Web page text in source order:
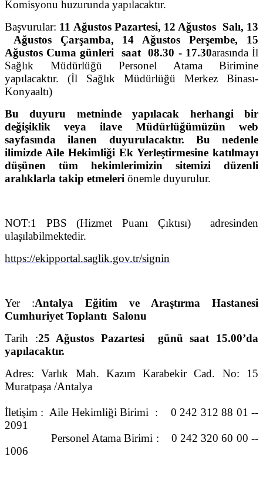
Komisyonu huzurunda yapılacaktır.
Başvurular: 11 Ağustos Pazartesi, 12 Ağustos Salı, 13
Ağustos Çarşamba, 14 Ağustos Perşembe, 15
Ağustos Cuma günleri saat 08.30 - 17.30arasında İl
Sağlık Müdürlüğü Personel Atama Birimine
yapılacaktır. (İl Sağlık Müdürlüğü Merkez Binası-
Konyaaltı)
Bu duyuru metninde yapılacak herhangi bir
değişiklik veya ilave Müdürlüğümüzün web
sayfasında ilanen duyurulacaktır. Bu nedenle
ilimizde Aile Hekimliği Ek Yerleştirmesine katılmayı
düşünen tüm hekimlerimizin sitemizi düzenli
aralıklarla takip etmeleri önemle duyurulur.
NOT:1 PBS (Hizmet Puanı Çıktısı)
adresinden
ulaşılabilmektedir.
https://ekipportal.saglik.gov.tr/signin
Yer :Antalya Eğitim ve Araştırma Hastanesi
Cumhuriyet Toplantı Salonu
Tarih :25 Ağustos Pazartesi günü saat 15.00’da
yapılacaktır.
Adres:Varlık Mah. Kazım Karabekir Cad. No: 15
Muratpaşa /Antalya
İletişim : Aile Hekimliği Birimi : 0 242 312 88 01 --
2091
Personel Atama Birimi : 0 242 320 60 00 --
1006